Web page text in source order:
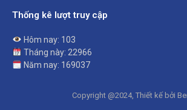
Thống kê lượt truy cập
Hôm nay: 103
Tháng này: 22966
Năm nay: 169037
Copyright @2024, Thiết kế bởi